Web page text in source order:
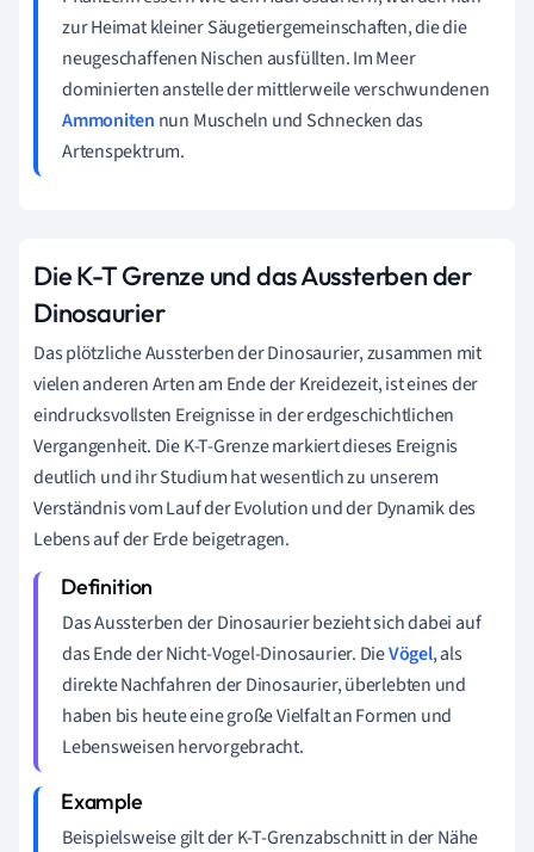
zur Heimat kleiner Säugetiergemeinschaften, die die
neugeschaffenen Nischen ausfüllten. Im Meer
dominierten anstelle der mittlerweile verschwundenen
Ammoniten nun Muscheln und Schnecken das
Artenspektrum.
Die K-T Grenze und das Aussterben der
Dinosaurier
Das plötzliche Aussterben der Dinosaurier, zusammen mit
vielen anderen Arten am Ende der Kreidezeit, ist eines der
eindrucksvollsten Ereignisse in der erdgeschichtlichen
Vergangenheit. Die K-T-Grenze markiert dieses Ereignis
deutlich und ihr Studium hat wesentlich zu unserem
Verständnis vom Lauf der Evolution und der Dynamik des
Lebens auf der Erde beigetragen.
Das Aussterben der Dinosaurier bezieht sich dabei auf
das Ende der Nicht-Vogel-Dinosaurier. DieVögel, als
direkte Nachfahren der Dinosaurier, überlebten und
haben bis heute eine große Vielfalt an Formen und
Lebensweisen hervorgebracht.
Beispielsweise gilt der K-T-Grenzabschnitt in der Nähe